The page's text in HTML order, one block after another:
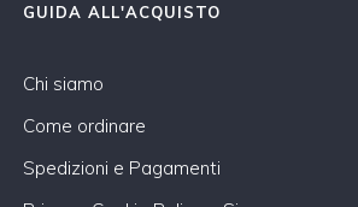
GUIDA ALL'ACQUISTO
Chi siamo
Come ordinare
Spedizioni e Pagamenti